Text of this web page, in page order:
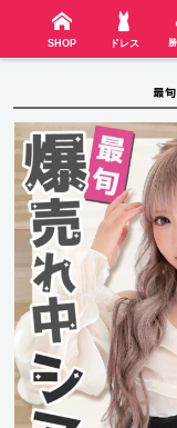
SHOP ドレス
最